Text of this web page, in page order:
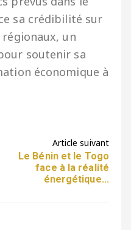
sa crédibilité sur
un
soutenir sa
économique à
Article suivant
Le Bénin et le Togo
face à la réalité
énergétique...